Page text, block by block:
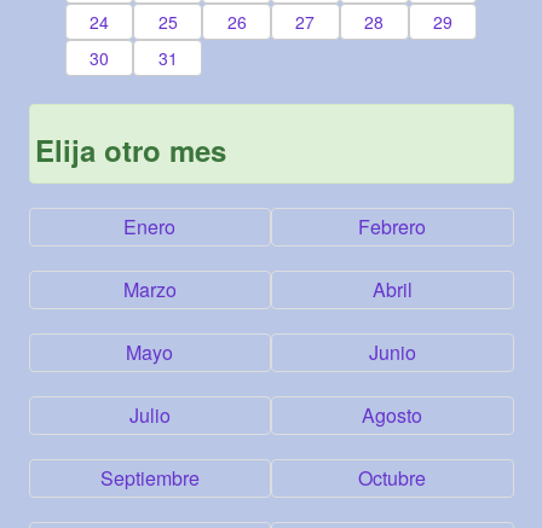
24
25 26 27 28
29
30
31
Elija otro mes
Enero Febrero
Marzo Abril
Mayo Junio
Julio Agosto
Septiembre Octubre